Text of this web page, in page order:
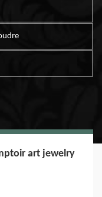
art jewelry